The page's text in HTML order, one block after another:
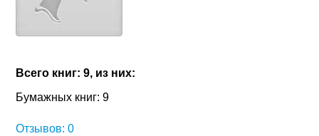
Всего книг: 9, из них:
Бумажных книг: 9
Отзывов: 0